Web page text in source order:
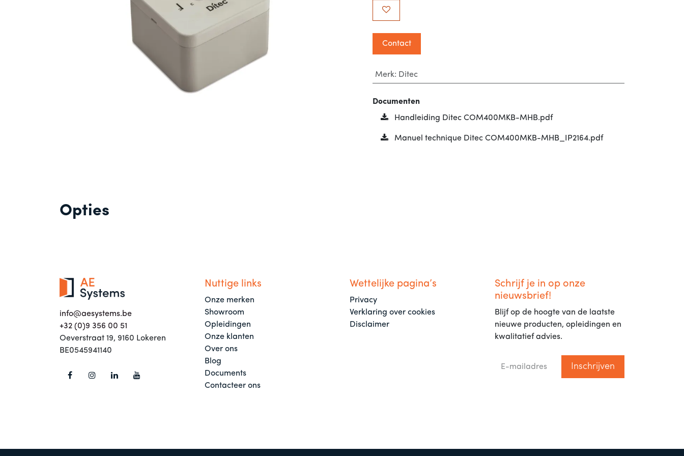
Contact
Merk: Ditec
Documenten
Handleiding Ditec COM400MKB-MHB.pdf
Manuel technique Ditec COM400MKB-MHB_IP2164.pdf
Opties
info@aesystems.be
+32 (0)9 356 00 51
Oeverstraat 19, 9160 Lokeren
BE0545941140
Nuttige links
Onze merken
Showroom
Opleidingen
Onze klanten
Over ons
Blog
Documents
Contacteer ons
Wettelijke pagina’s
Privacy
Verklaring over cookies
Disclaimer
Schrijf je in op onze
nieuwsbrief!
Blijf op de hoogte van de laatste
nieuwe producten, opleidingen en
kwalitatief advies.
Inschrijven